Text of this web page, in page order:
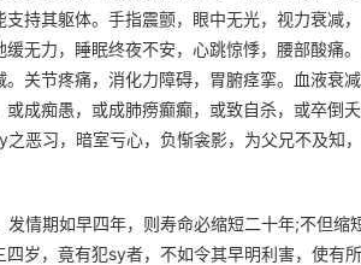
持其躯体。手指震颤，眼中无光，视力衰减
无力，睡眠终夜不安，心跳惊悸，腰部酸痛
关节疼痛，消化力障碍，胃腑痉挛。血液衰减
成痴愚，或成肺痨癫癫，或致自杀，或卒倒夭
恶习，暗室亏心，负惭衾影，为父兄不及知
情期如早四年，则寿命必缩短二十年;不但缩
岁，竟有犯sy者，不如令其早明利害，使有